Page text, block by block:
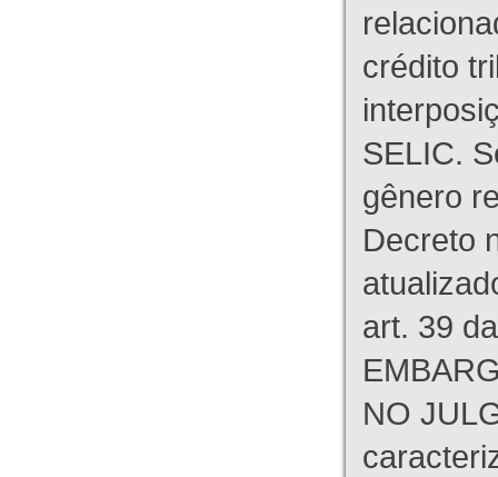
crédito
SELIC.
gênero
Decreto
art. 39
NO